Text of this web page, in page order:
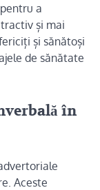
a
și mai
și sănătoși
de sănătate
în
Aceste